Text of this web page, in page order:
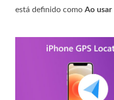
está definido como Ao